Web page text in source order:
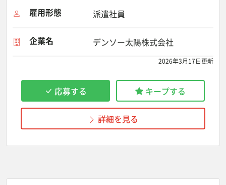
雇用形態
派遣社員
企業名 デンソー太陽株式会社
2026年3月17日更新
応募する キープする
詳細を見る